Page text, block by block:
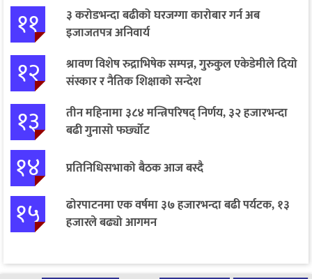
११
३ करोडभन्दा बढीको घरजग्गा कारोबार गर्न अब
इजाजतपत्र अनिवार्य
१२
श्रावण विशेष रुद्राभिषेक सम्पन्न, गुरुकुल एकेडेमीले दियो
संस्कार र नैतिक शिक्षाको सन्देश
१३
तीन महिनामा ३८४ मन्त्रिपरिषद् निर्णय, ३२ हजारभन्दा
बढी गुनासो फर्छ्योट
१४ प्रतिनिधिसभाको बैठक आज बस्दै
१५
ढोरपाटनमा एक वर्षमा ३७ हजारभन्दा बढी पर्यटक, १३
हजारले बढ्यो आगमन